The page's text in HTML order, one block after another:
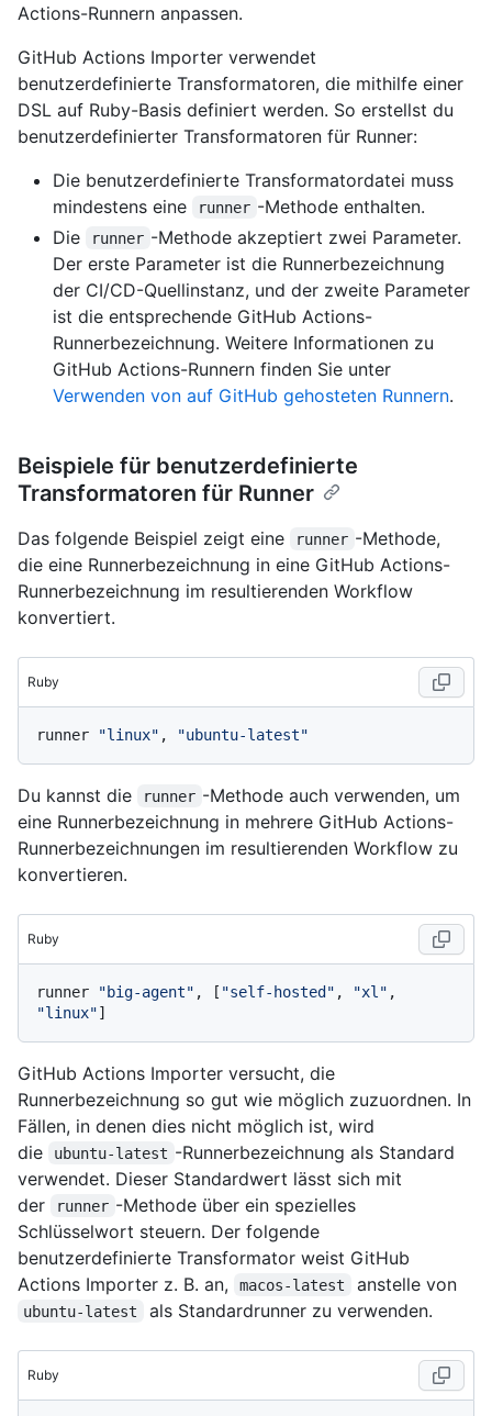
Actions-Runnern anpassen.
GitHub Actions Importer verwendet
benutzerdefinierte Transformatoren, die mithilfe einer
DSL auf Ruby-Basis definiert werden. So erstellst du
benutzerdefinierter Transformatoren für Runner:
Die benutzerdefinierte Transformatordatei muss
mindestens eine
runner -Methode enthalten.
Die
runner -Methode akzeptiert zwei Parameter.
Der erste Parameter ist die Runnerbezeichnung
der CI/CD-Quellinstanz, und der zweite Parameter
ist die entsprechende GitHub Actions-
Runnerbezeichnung. Weitere Informationen zu
GitHub Actions-Runnern finden Sie unter
Verwenden von auf GitHub gehosteten Runnern.
Beispiele für benutzerdefinierte
Transformatoren für Runner
Das folgende Beispiel zeigt eine runner -Methode,
die eine Runnerbezeichnung in eine GitHub Actions-
Runnerbezeichnung im resultierenden Workflow
konvertiert.
Ruby
runner "linux" , "ubuntu-latest"
Du kannst die runner -Methode auch verwenden, um
eine Runnerbezeichnung in mehrere GitHub Actions-
Runnerbezeichnungen im resultierenden Workflow zu
konvertieren.
Ruby
runner "big-agent" , [ "self-hosted" , "xl"
"linux"
GitHub Actions Importer versucht, die
Runnerbezeichnung so gut wie möglich zuzuordnen. In
Fällen, in denen dies nicht möglich ist, wird
die
ubuntu-latest -Runnerbezeichnung als Standard
verwendet. Dieser Standardwert lässt sich mit
der
runner -Methode über ein spezielles
Schlüsselwort steuern. Der folgende
benutzerdefinierte Transformator weist GitHub
Actions Importer z. B. an,
macos-latest anstelle von
ubuntu-latest als Standardrunner zu verwenden.
Ruby